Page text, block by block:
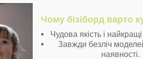
Чому бізіборд варто
Чудова якість і
Завжди безліч
наявності.